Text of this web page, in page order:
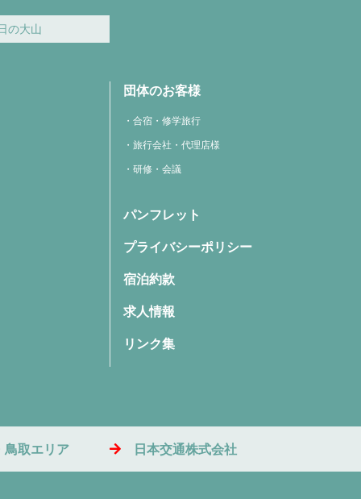
の大山
団体のお客様
合宿・修学旅行
旅行会社・代理店様
研修・会議
パンフレット
プライバシーポリシー
宿泊約款
求人情報
リンク集
鳥取エリア 日本交通株式会社